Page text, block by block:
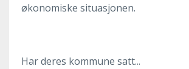
økonomiske situasjonen.
Har deres kommune satt...